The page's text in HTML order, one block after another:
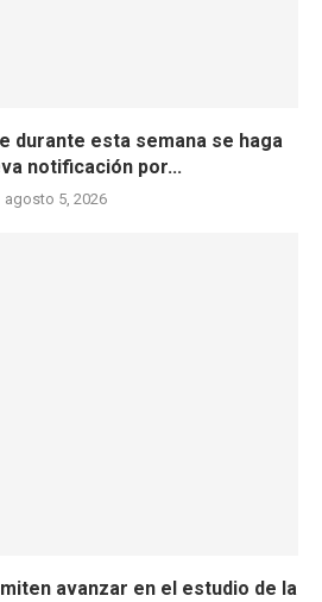
durante esta semana se haga
notificación por...
agosto 5, 2026
avanzar en el estudio de la